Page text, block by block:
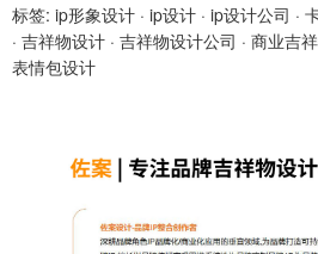
标签: ip形象设计 · ip设计 · ip设计公司 ·
· 吉祥物设计 · 吉祥物设计公司 · 商业吉
表情包设计